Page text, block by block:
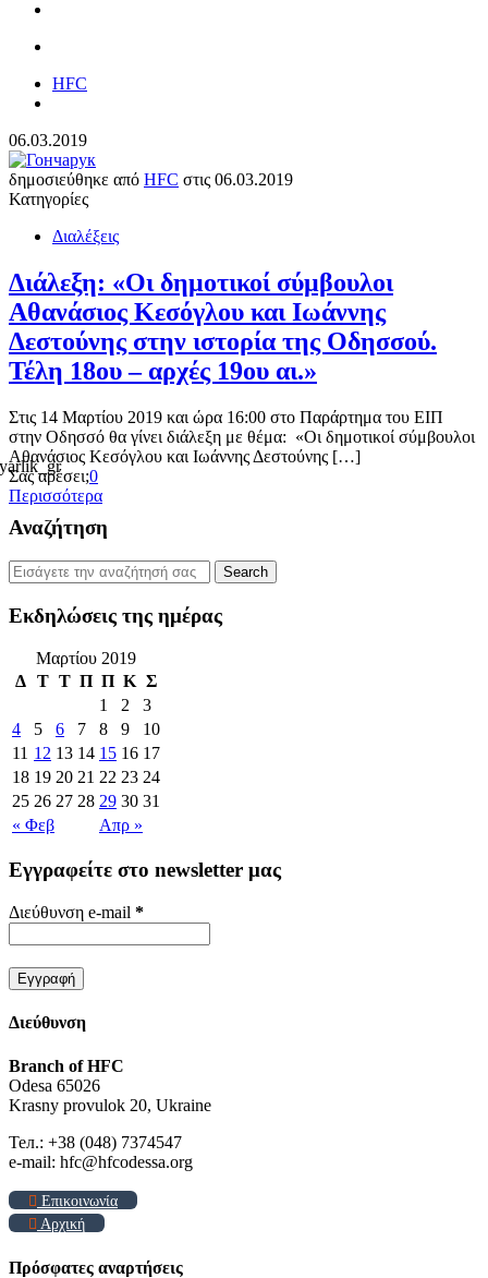
HFC
06.03.2019
δημοσιεύθηκε από HFC στις 06.03.2019
Κατηγορίες
Διαλέξεις
Διάλεξη: «Οι δημοτικοί σύμβουλοι
Αθανάσιος Κεσόγλου και Ιωάννης
Δεστούνης στην ιστορία της Οδησσού.
Τέλη 18ου – αρχές 19ου αι.»
Στις 14 Μαρτίου 2019 και ώρα 16:00 στο Παράρτημα του ΕΙΠ
στην Οδησσό θα γίνει διάλεξη με θέμα: «Οι δημοτικοί σύμβουλοι
Αθανάσιος Κεσόγλου και Ιωάννης Δεστούνης […]
Σας αρέσει;0
Περισσότερα
Αναζήτηση
Εκδηλώσεις της ημέρας
Μαρτίου 2019
Δ Τ Τ Π Π Κ Σ
« Φεβ Απρ »
1 2
3
4
5 6 7 8 9
10
11 12 13 14 15 16 17
18 19 20 21 22 23 24
25 26 27 28 29 30 31
Εγγραφείτε στο newsletter μας
Διεύθυνση e-mail *
Διεύθυνση
Branch of HFC
Odesa 65026
Krasny provulok 20, Ukraine
Тел.: +38 (048) 7374547
e-mail: hfc@hfcodessa.org
Επικοινωνία
Αρχική
Πρόσφατες αναρτήσεις